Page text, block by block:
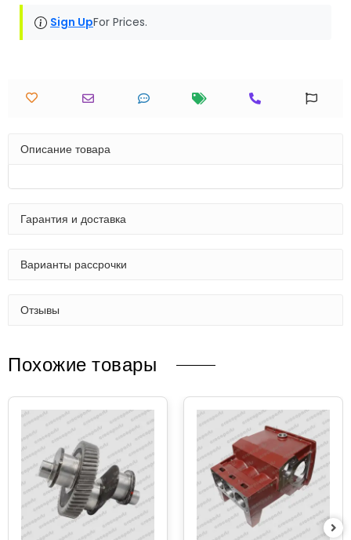
Sign UpFor Prices.
Описание товара
Гарантия и доставка
Варианты рассрочки
Отзывы
Похожие товары